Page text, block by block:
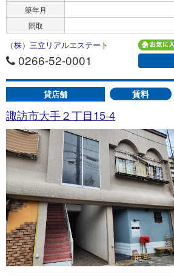
築年月
間取
（株）三立リアルエステート
0266-52-0001
貸店舗 賃料
諏訪市大手２丁目15-4